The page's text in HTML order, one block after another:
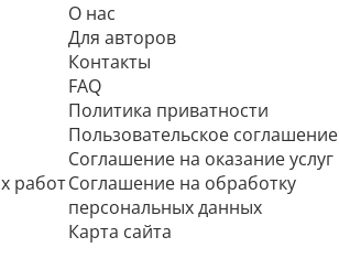
работ
О нас
Для авторов
Контакты
FAQ
Политика приватности
Пользовательское соглашение
Соглашение на оказание услуг
Соглашение на обработку
персональных данных
Карта сайта